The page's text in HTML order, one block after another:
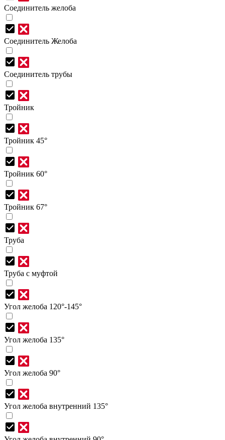
Соединитель желоба
Соединитель Желоба
Соединитель трубы
Тройник
Тройник 45°
Тройник 60°
Тройник 67°
Труба
Труба с муфтой
Угол желоба 120°-145°
Угол желоба 135°
Угол желоба 90°
Угол желоба внутренний 135°